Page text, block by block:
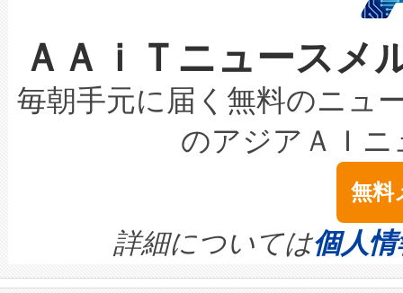
取得できる可能性もあります
設には、3億～4億ドルかか
最高経営責任者（CEO）であ
す。「当社のfully-connected
ームを利用すれば、6,000万
きます。この効率性は、フェ
限を超えて利用可能な電力容
持できるよう貢献します。こ
ービスレベル契約（SLA）違
テリー性能の劣化によるダウ
念は、現在データセンターが
ます。 Voltaiq provides a
quality and reliability for AI
BESS stack to ensure battery
なレーザースポットにより、
な環境下でも豊かなディテー
キロメートル範囲を検出
LiDAR for Inspections,
は1535 nmレーザーを搭載。
イズの小径化を実現すること
す。ノーマルモードでは、
ートル先まで検出でき、これ
ＡＡｉＴニュース
毎朝手元に届く無料のニュ
のアジアＡＩ
無料
詳細については個人